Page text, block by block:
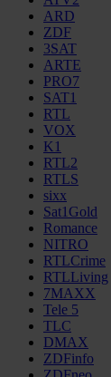
ARD
ZDF
3SAT
ARTE
PRO7
SAT1
RTL
VOX
K1
RTL2
RTLS
sixx
Sat1Gold
Romance
NITRO
RTLCrime
RTLLiving
7MAXX
Tele 5
TLC
DMAX
ZDFinfo